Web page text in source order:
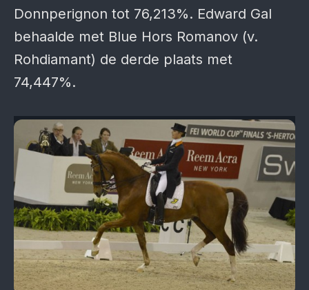
Donnperignon tot 76,213%. Edward Gal
behaalde met Blue Hors Romanov (v.
Rohdiamant) de derde plaats met
74,447%.